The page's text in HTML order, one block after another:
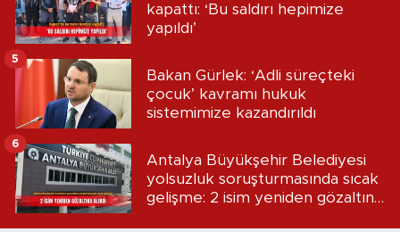
kapattı: ‘Bu saldırı hepimize
yapıldı’
Bakan Gürlek: ‘Adli süreçteki
çocuk’ kavramı hukuk
sistemimize kazandırıldı
5
Antalya Büyükşehir Belediyesi
yolsuzluk soruşturmasında sıcak
gelişme: 2 isim yeniden gözaltına
6